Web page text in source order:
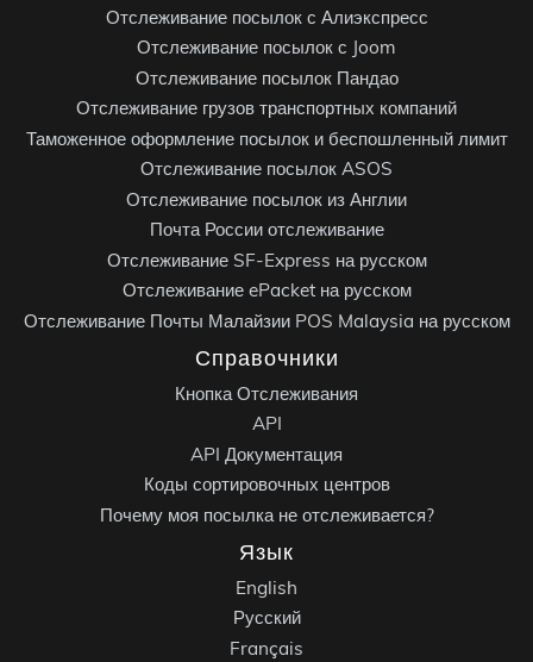
Отслеживание посылок с Алиэкспресс
Отслеживание посылок с Joom
Отслеживание посылок Пандао
Отслеживание грузов транспортных компаний
Таможенное оформление посылок и беспошленный лимит
Отслеживание посылок ASOS
Отслеживание посылок из Англии
Почта России отслеживание
Отслеживание SF-Express на русском
Отслеживание ePacket на русском
Отслеживание Почты Малайзии POS Malaysia на русском
Справочники
Кнопка Отслеживания
API
API Документация
Коды сортировочных центров
Почему моя посылка не отслеживается?
Язык
English
Русский
Français